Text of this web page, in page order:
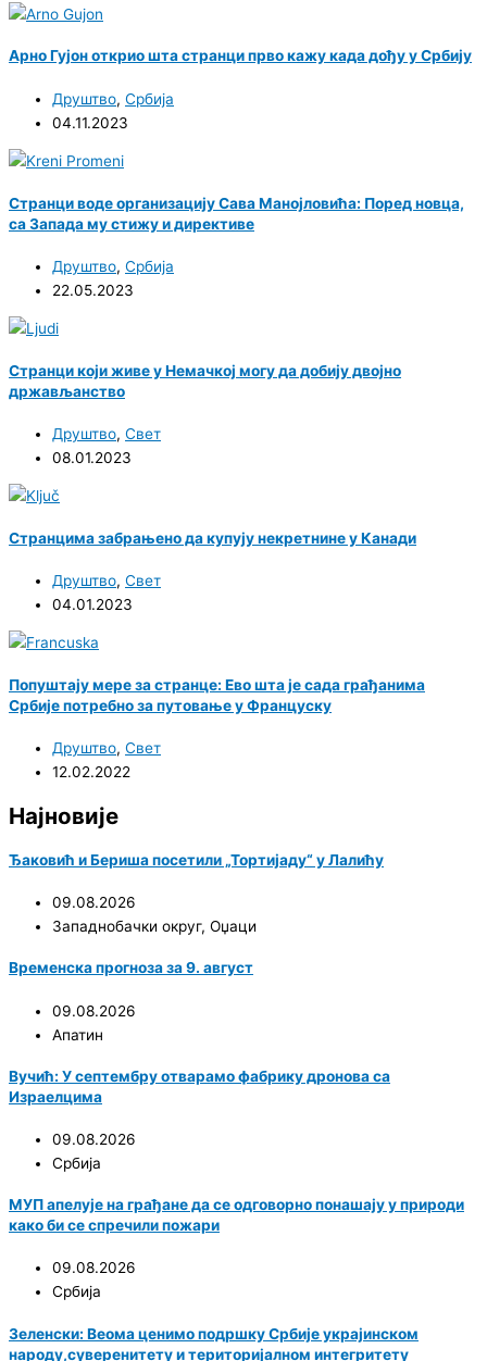
Арно Гујон открио шта странци прво кажу када дођу у Србију
Друштво, Србија
04.11.2023
Странци воде организацију Сава Манојловића: Поред новца,
са Запада му стижу и директиве
Друштво, Србија
22.05.2023
Странци који живе у Немачкој могу да добију двојно
држављанство
Друштво, Свет
08.01.2023
Странцима забрањено да купују некретнине у Канади
Друштво, Свет
04.01.2023
Попуштају мере за странце: Ево шта је сада грађанима
Србије потребно за путовање у Француску
Друштво, Свет
12.02.2022
Најновије
Ђаковић и Бериша посетили „Тортијаду“ у Лалићу
09.08.2026
Западнобачки округ, Оџаци
Временска прогноза за 9. август
09.08.2026
Апатин
Вучић: У септембру отварамо фабрику дронова са
Израелцима
09.08.2026
Србија
МУП апелује на грађане да се одговорно понашају у природи
како би се спречили пожари
09.08.2026
Србија
Зеленски: Веома ценимо подршку Србије украјинском
народу,суверенитету и територијалном интегритету